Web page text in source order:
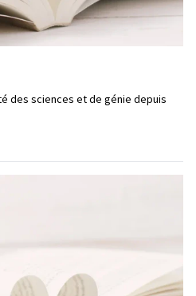
des sciences et de génie depuis